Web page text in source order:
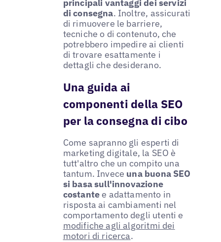
principali vantaggi dei servizi
di consegna. Inoltre, assicurati
di rimuovere le barriere,
tecniche o di contenuto, che
potrebbero impedire ai clienti
di trovare esattamente i
dettagli che desiderano.
Una guida ai
componenti della SEO
per la consegna di cibo
Come sapranno gli esperti di
marketing digitale, la SEO è
tutt'altro che un compito una
tantum. Invece una buona SEO
si basa sull'innovazione
costante e adattamento in
risposta ai cambiamenti nel
comportamento degli utenti e
modifiche agli algoritmi dei
motori di ricerca.